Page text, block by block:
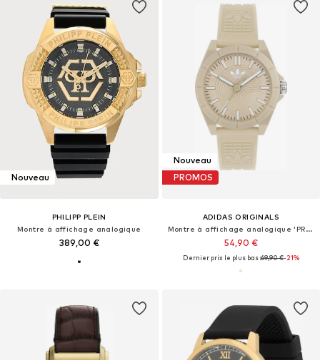
Nouveau
PHILIPP PLEIN
Montre à affichage analogique
389,00 €
Nouveau
PROMOS
ADIDAS ORIGINALS
Montre à affichage analogique 'PROJECT FOUR'
54,90 €
Dernier prix le plus bas :69,90 €-21%